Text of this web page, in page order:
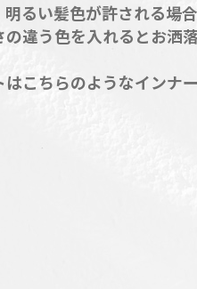
るい髪色が許される場
違う色を入れるとお洒
こちらのようなインナ